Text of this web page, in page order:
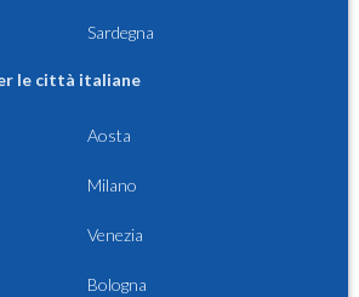
Sardegna
le città italiane
Aosta
Milano
Venezia
Bologna